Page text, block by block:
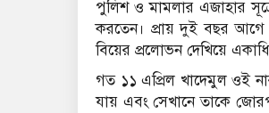
পুলিশ ও মামলার এজাহার
করতেন। প্রায় দুই বছর আগে
বিয়ের প্রলোভন দেখিয়ে
গত ১১ এপ্রিল খাদেমুল ওই
যায় এবং সেখানে তাকে